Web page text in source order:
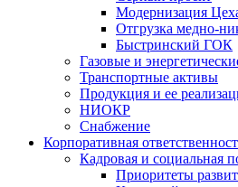
Модернизация
Отгрузка медно-
Быстринский ГОК
Газовые и
Транспортные активы
Продукция и ее
НИОКР
Снабжение
Корпоративная
Кадровая и социальная
Приоритеты